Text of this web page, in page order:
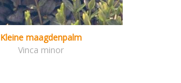
Kleine maagdenpalm
Vinca minor